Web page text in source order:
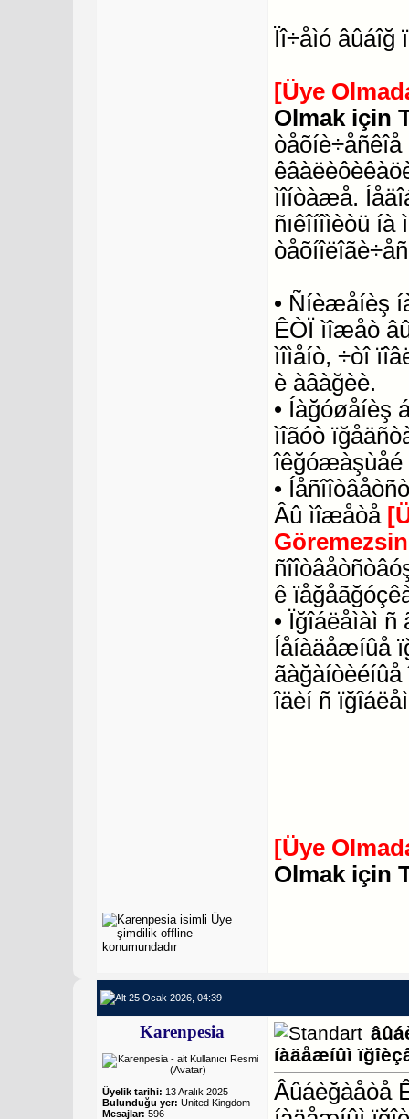
Ïî÷åìó âûáîğ
[Üye
Olmak için
ìîíòàæå.
ñıêîíîìèòü íà
• Ñíèæåíèş
ÊÒÏ ìîæåò
ìîìåíò, ÷òî
è àâàğèè.
• Íàğóøåíèş
ìîãóò
îêğóæàşùåé
•
Âû ìîæåòå
ê
• Ïğîáëåìàì
Íåíàäåæíûå
îäèí ñ
[Üye
Olmak için
25 Ocak 2026, 04:39
Karenpesia
Üyelik tarihi: 13 Aralık 2025
Bulunduğu yer: United Kingdom
Mesajlar: 596
íàäåæíûì
Âûáèğàåòå